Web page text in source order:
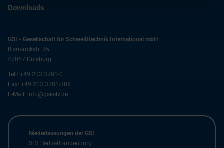
Downloads
GSI - Gesellschaft für Schweißtechnik International mbH
Bismarckstr. 85
47057 Duisburg
Tel.: +49 203 3781-0
Fax: +49 203 3781-308
E-Mail: info@gsi-slv.de
Niederlassungen der GSI
SLV Berlin-Brandenburg